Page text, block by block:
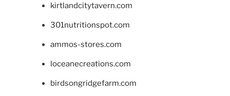
kirtlandcitytavern.com
301nutritionspot.com
ammos-stores.com
loceanecreations.com
birdsongridgefarm.com